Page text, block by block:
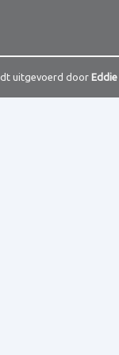
uitgevoerd door Eddie